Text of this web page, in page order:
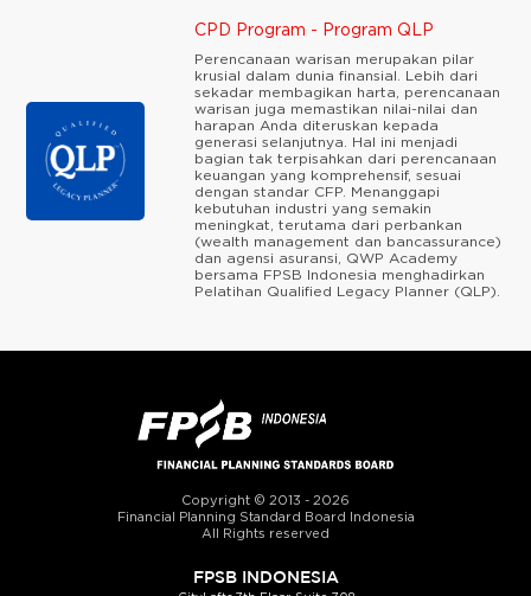
CPD Program - Program QLP
Perencanaan warisan merupakan pilar
krusial dalam dunia finansial. Lebih dari
sekadar membagikan harta, perencanaan
warisan juga memastikan nilai-nilai dan
harapan Anda diteruskan kepada
generasi selanjutnya. Hal ini menjadi
bagian tak terpisahkan dari perencanaan
keuangan yang komprehensif, sesuai
dengan standar CFP. Menanggapi
kebutuhan industri yang semakin
meningkat, terutama dari perbankan
(wealth management dan bancassurance)
dan agensi asuransi, QWP Academy
bersama FPSB Indonesia menghadirkan
Pelatihan Qualified Legacy Planner (QLP).
Copyright © 2013 - 2026
Financial Planning Standard Board Indonesia
All Rights reserved
FPSB INDONESIA